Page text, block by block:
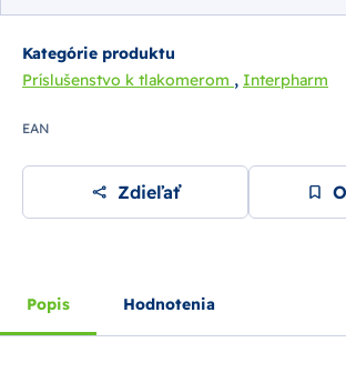
Kategórie produktu
Príslušenstvo k tlakomerom , Interpharm
EAN
Zdieľať
Popis Hodnotenia